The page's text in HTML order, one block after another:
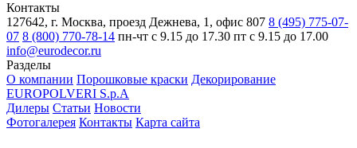
Контакты
127642, г. Москва, проезд Дежнева, 1, офис 807 8 (495) 775-07-
07 8 (800) 770-78-14 пн-чт с 9.15 до 17.30 пт с 9.15 до 17.00
info@eurodecor.ru
Разделы
О компании Порошковые краски Декорирование
EUROPOLVERI S.p.A
Дилеры Статьи Новости
Фотогалерея Контакты Карта сайта